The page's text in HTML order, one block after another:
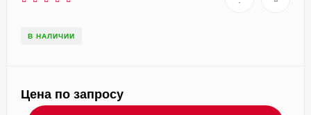
В НАЛИЧИИ
Цена по запросу